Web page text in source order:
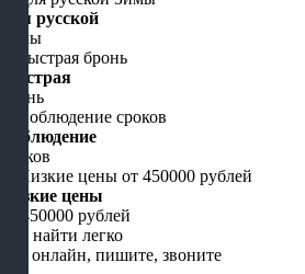
Для русской
Зимы
Быстрая
бронь
Соблюдение
сроков
Низкие цены
от 450000 рублей
Нас найти легко
Мы онлайн, пишите, звоните